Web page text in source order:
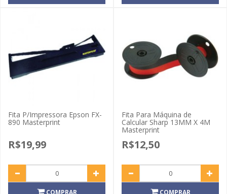
Fita P/Impressora Epson FX-
890 Masterprint
R$19,99
COMPRAR
Fita Para Máquina de
Calcular Sharp 13MM X 4M
Masterprint
R$12,50
COMPRAR